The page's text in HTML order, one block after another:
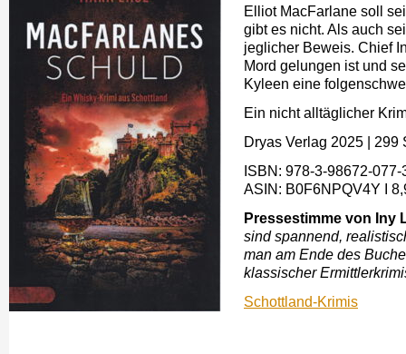
Elliot MacFarlane soll
gibt es nicht. Als auch
jeglicher Beweis. Chief
Mord gelungen ist und
Kyleen eine
Ein nicht alltäglicher
Dryas Verlag 2025
299
ISBN: ‎978-3-98672-077-
ASIN: ‎B0F6NPQV4Y Ι
Pressestimme von Iny
sind spannend,
man am Ende des
klassischer
Schottland-Krimis